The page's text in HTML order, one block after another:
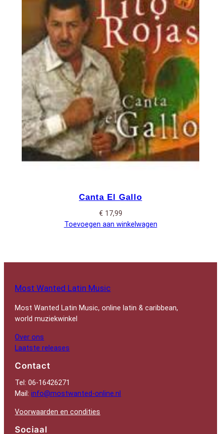
Canta El Gallo
€ 17,99
Toevoegen aan winkelwagen
Most Wanted Latin Music
Most Wanted Latin Music, online latin & caribbean,
world muziekwinkel
Over ons
Laatste releases
Contact
Tel: 06-16426271
Mail:info@mostwanted-online.nl
Voorwaarden en condities
Sociaal